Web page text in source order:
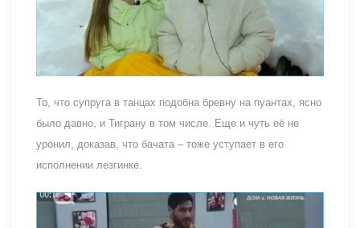
То, что супруга в танцах подобна бревну на пуантах, ясно
было давно, и Тиграну в том числе. Еще и чуть её не
уронил, доказав, что бачата – тоже уступает в его
исполнении лезгинке.